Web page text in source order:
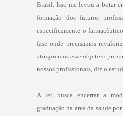
Brasil. Isso me levou a botar
formação dos futuros
especificamente o
fase onde precisamos
atingiremos esse objetivo
nossos profissionais, diz o
A lei busca encerrar a
graduação na área da saúde